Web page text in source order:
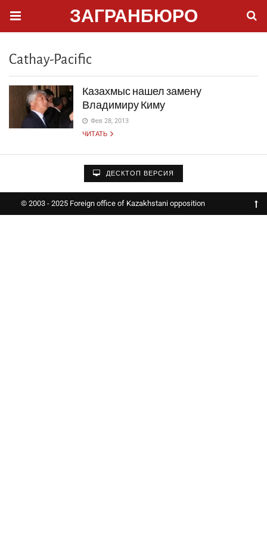
ЗАГРАНБЮРО
Cathay-Pacific
Казахмыс нашел замену
Владимиру Киму
Фев 28, 2013
ЧИТАТЬ
ДЕСКТОП ВЕРСИЯ
© 2003 - 2025 Foreign office of Kazakhstani opposition